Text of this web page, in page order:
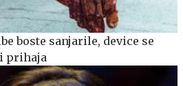
boste sanjarile, device se
prihaja